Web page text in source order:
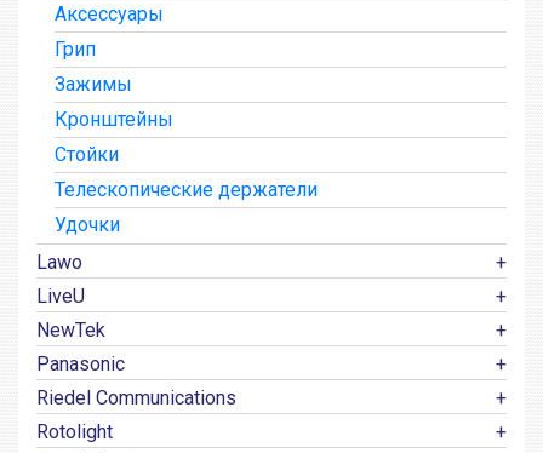
Аксессуары
Грип
Зажимы
Кронштейны
Стойки
Телескопические держатели
Удочки
Lawo
LiveU
NewTek
Panasonic
Riedel Communications
Rotolight